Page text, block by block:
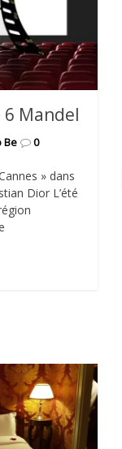
Mandel
Be 0
» dans
Dior L’été